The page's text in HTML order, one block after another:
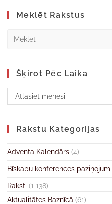
Meklēt Rakstus
Šķirot Pēc Laika
Atlasiet mēnesi
Rakstu Kategorijas
Adventa Kalendārs (4)
Bīskapu konferences paziņojumi
Raksti (1 138)
Aktualitātes Baznīcā (61)